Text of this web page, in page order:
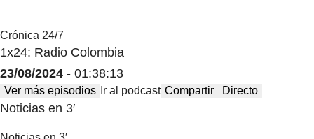
Crónica 24/7
1x24: Radio Colombia
23/08/2024- 01:38:13
Ver más episodios
Noticias en 3′